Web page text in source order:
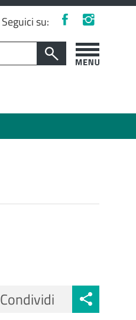
Seguici su:
FacebookInstagram
Apri/chiudi
menù
Cerca
Condividi